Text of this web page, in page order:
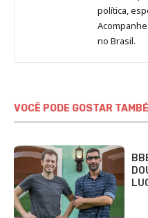
FINANÇAS
Dólar Hoje